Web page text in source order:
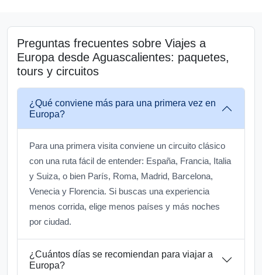
Preguntas frecuentes sobre Viajes a
Europa desde Aguascalientes: paquetes,
tours y circuitos
¿Qué conviene más para una primera vez en
Europa?
Para una primera visita conviene un circuito clásico
con una ruta fácil de entender: España, Francia, Italia
y Suiza, o bien París, Roma, Madrid, Barcelona,
Venecia y Florencia. Si buscas una experiencia
menos corrida, elige menos países y más noches
por ciudad.
¿Cuántos días se recomiendan para viajar a
Europa?